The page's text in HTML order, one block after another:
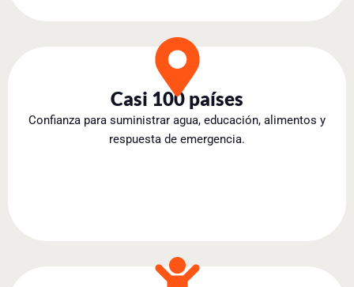
Casi 100 países
Confianza para suministrar agua, educación, alimentos y
respuesta de emergencia.